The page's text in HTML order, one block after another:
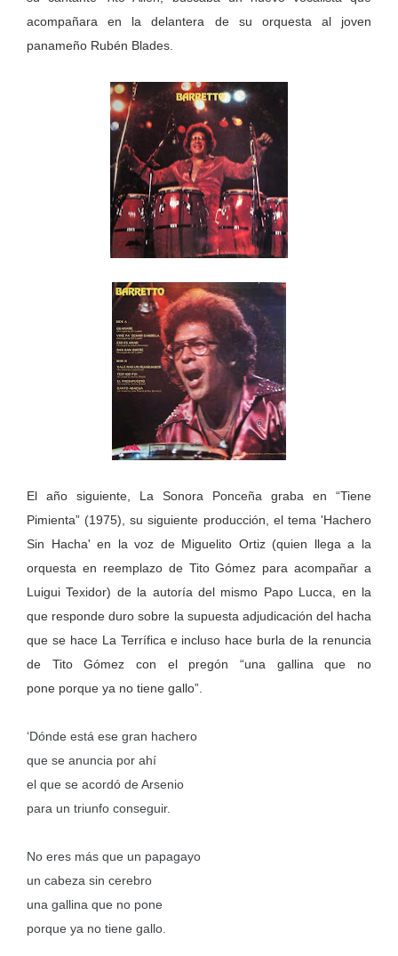
acompañara en la delantera de su orquesta al joven
panameño Rubén Blades.
El año siguiente, La Sonora Ponceña graba en “Tiene
Pimienta” (1975), su siguiente producción, el tema 'Hachero
Sin Hacha' en la voz de Miguelito Ortiz (quien llega a la
orquesta en reemplazo de Tito Gómez para acompañar a
Luigui Texidor) de la autoría del mismo Papo Lucca, en la
que responde duro sobre la supuesta adjudicación del hacha
que se hace La Terrífica e incluso hace burla de la renuncia
de Tito Gómez con el pregón “una gallina que no
pone porque ya no tiene gallo”.
‘Dónde está ese gran hachero
que se anuncia por ahí
el que se acordó de Arsenio
para un triunfo conseguir.
No eres más que un papagayo
un cabeza sin cerebro
una gallina que no pone
porque ya no tiene gallo.